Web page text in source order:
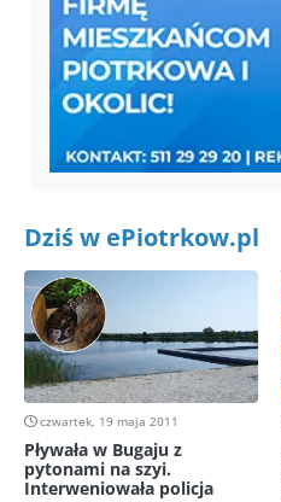
Dziś w ePiotrkow.pl
czwartek, 19 maja 2011
Pływała w Bugaju z
pytonami na szyi.
Interweniowała policja